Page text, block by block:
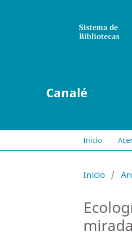
Sistema de
Bibliotecas
Canalé
Inicio
Inicio /